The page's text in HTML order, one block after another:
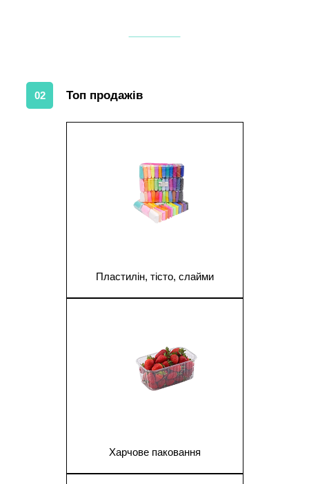
02 Топ продажів
Пластилін, тісто, слайми
Харчове паковання